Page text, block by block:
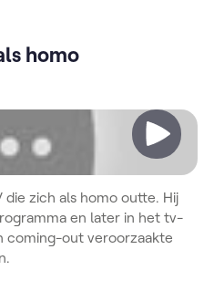
homo
zich als homo outte. Hij
en later in het tv-
coming-out veroorzaakte